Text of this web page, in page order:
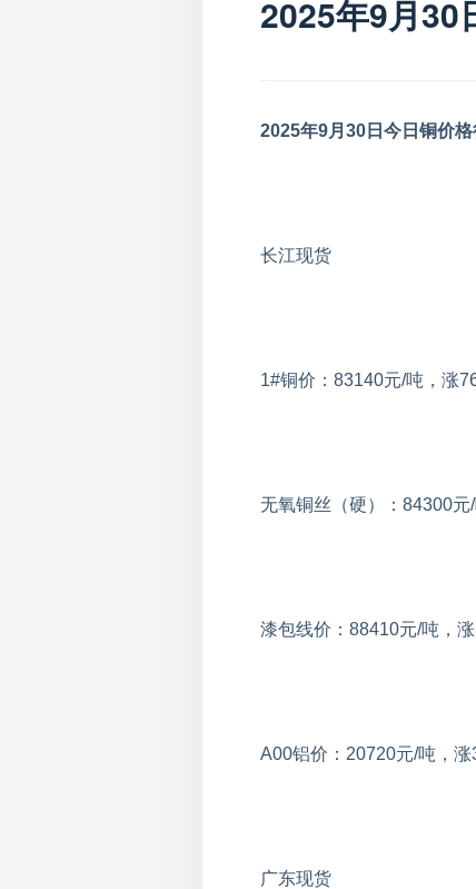
2025年9月30
2025年9月30日今日铜价
长江现货
1#铜价：83140元/吨，涨
无氧铜丝（硬）：84300元
漆包线价：88410元/吨，
A00铝价：20720元/吨，涨
广东现货